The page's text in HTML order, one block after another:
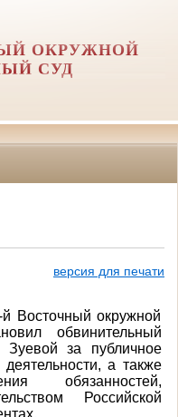
ОКРУЖНОЙ
СУД
версия для печати
Восточный окружной
обвинительный
за публичное
а также
обязанностей,
Российской